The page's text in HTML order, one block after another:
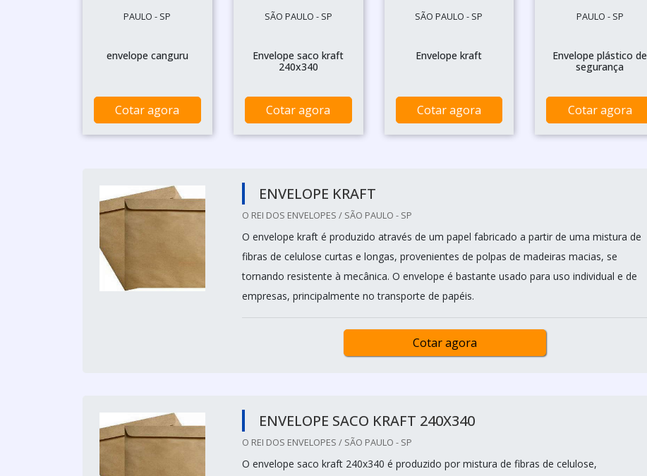
PAULO - SP
envelope canguru
Cotar agora
SÃO PAULO - SP
Envelope saco kraft
240x340
Cotar agora
SÃO PAULO - SP
Envelope kraft
Cotar agora
PAULO - SP
Envelope plástico de
segurança
Cotar agora
ENVELOPE KRAFT
O REI DOS ENVELOPES / SÃO PAULO - SP
O envelope kraft é produzido através de um papel fabricado a partir de uma mistura de
fibras de celulose curtas e longas, provenientes de polpas de madeiras macias, se
tornando resistente à mecânica. O envelope é bastante usado para uso individual e de
empresas, principalmente no transporte de papéis.
Cotar agora
ENVELOPE SACO KRAFT 240X340
O REI DOS ENVELOPES / SÃO PAULO - SP
O envelope saco kraft 240x340 é produzido por mistura de fibras de celulose,